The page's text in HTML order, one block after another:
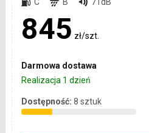
845 zł/szt.
Darmowa dostawa
Realizacja 1 dzień
Dostępność: 8 sztuk